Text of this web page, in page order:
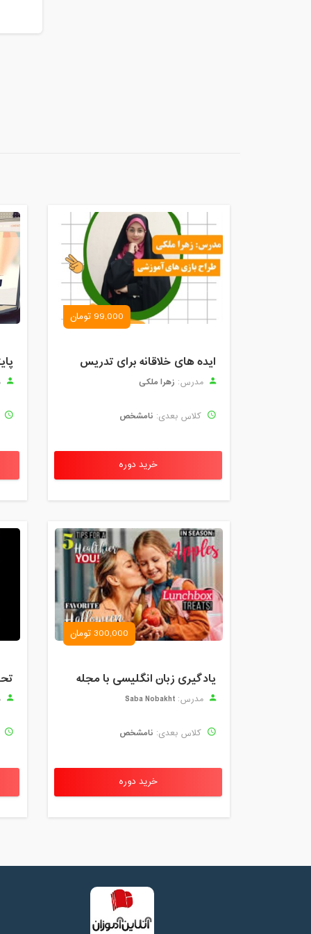
99,000 تومان
ایده های خلاقانه برای تدریس
مدرس: زهرا ملکی
کلاس بعدی: نامشخص
خرید دوره
300,000 تومان
یادگیری زبان انگلیسی با مجله
مدرس: Saba Nobakht
کلاس بعدی: نامشخص
خرید دوره